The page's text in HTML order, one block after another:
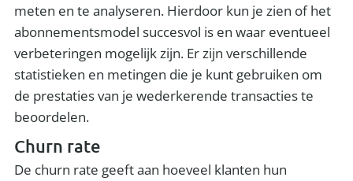
meten en te analyseren. Hierdoor kun je zien of het
abonnementsmodel succesvol is en waar eventueel
verbeteringen mogelijk zijn. Er zijn verschillende
statistieken en metingen die je kunt gebruiken om
de prestaties van je wederkerende transacties te
beoordelen.
Churn rate
De churn rate geeft aan hoeveel klanten hun